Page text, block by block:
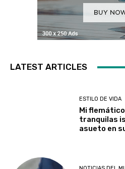
LATEST ARTICLES
ESTILO DE VIDA
Mi
tranquilas
asueto en